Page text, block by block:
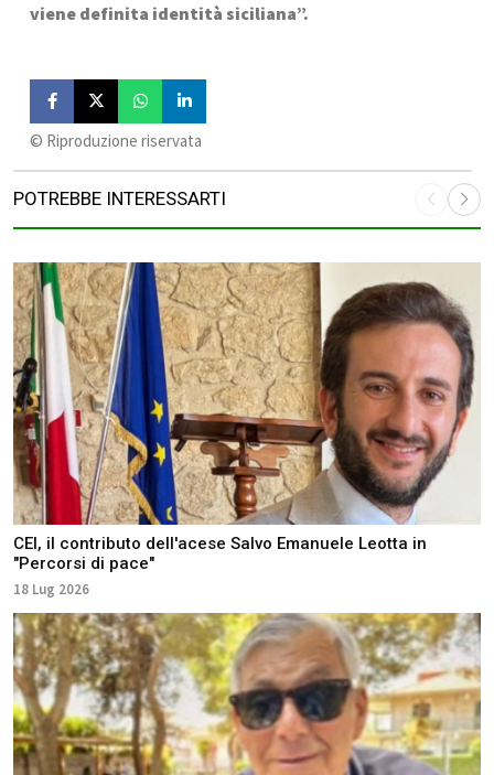
viene definita identità siciliana”.
©️ Riproduzione riservata
POTREBBE INTERESSARTI
CEI, il contributo dell'acese Salvo Emanuele Leotta in
"Percorsi di pace"
18 Lug 2026